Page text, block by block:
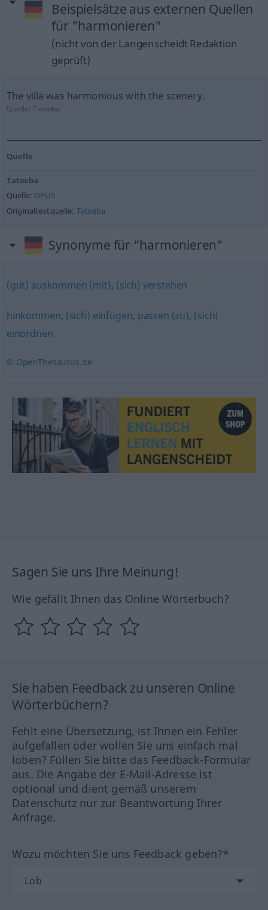
Beispielsätze aus externen Quellen
für "harmonieren"
(nicht von der Langenscheidt Redaktion
geprüft)
The villa was harmonious with the scenery.
Quelle:Tatoeba
Quelle
Tatoeba
Quelle: OPUS
Originaltextquelle: Tatoeba
Synonyme für "harmonieren"
(gut) auskommen (mit), (sich) verstehen
hinkommen, (sich) einfügen, passen (zu), (sich)
einordnen
© OpenThesaurus.de
Sagen Sie uns Ihre Meinung!
Wie gefällt Ihnen das Online Wörterbuch?
Sie haben Feedback zu unseren Online
Wörterbüchern?
Fehlt eine Übersetzung, ist Ihnen ein Fehler
aufgefallen oder wollen Sie uns einfach mal
loben? Füllen Sie bitte das Feedback-Formular
aus. Die Angabe der E-Mail-Adresse ist
optional und dient gemäß unserem
Datenschutz nur zur Beantwortung Ihrer
Anfrage.
Wozu möchten Sie uns Feedback geben?*